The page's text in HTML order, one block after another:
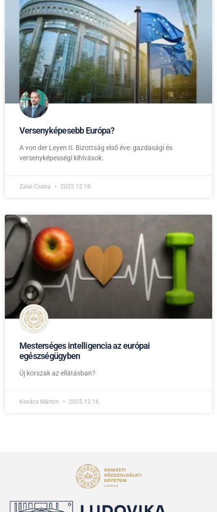
Versenyképesebb Európa?
A von der Leyen II. Bizottság első éve: gazdasági és
versenyképességi kihívások.
Zalai Csaba 2025.12.18.
Mesterséges intelligencia az európai
egészségügyben
Új korszak az ellátásban?
Kovács Márton 2025.12.16.